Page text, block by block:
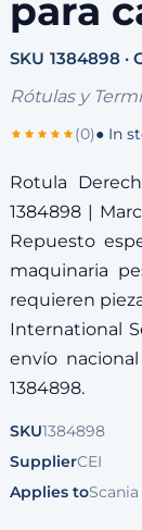
para
SKU 1384898 ·
Rótulas y
(0)● In
Rotula
1384898 |
Repuesto
maquinaria
requieren
International
envío
1384898.
SKU1384898
SupplierCEI
Applies toScania